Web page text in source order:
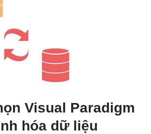
Visual Paradigm
hóa dữ liệu